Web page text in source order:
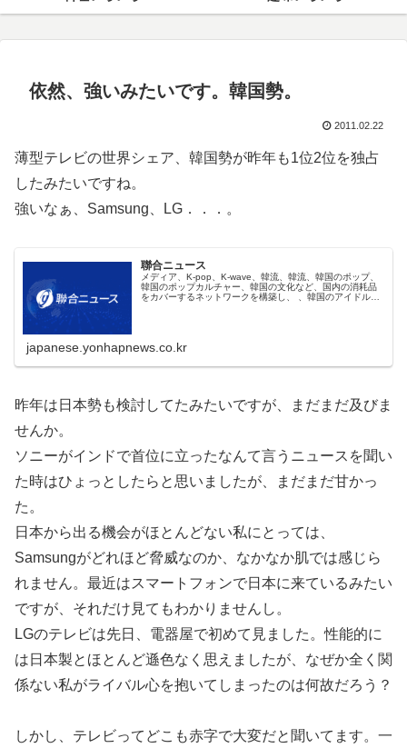
依然、強いみたいです。韓国勢。
2011.02.22
薄型テレビの世界シェア、韓国勢が昨年も1位2位を独占
したみたいですね。
強いなぁ、Samsung、LG．．．。
聯合ニュース
メディア、K-pop、K-wave、韓流、韓流、韓国のポップ、
韓国のポップカルチャー、韓国の文化など、国内の消耗品
をカバーするネットワークを構築し、 、韓国のアイドル、
japanese.yonhapnews.co.kr
昨年は日本勢も検討してたみたいですが、まだまだ及びま
せんか。
ソニーがインドで首位に立ったなんて言うニュースを聞い
た時はひょっとしたらと思いましたが、まだまだ甘かっ
た。
日本から出る機会がほとんどない私にとっては、
Samsungがどれほど脅威なのか、なかなか肌では感じら
れません。最近はスマートフォンで日本に来ているみたい
ですが、それだけ見てもわかりませんし。
LGのテレビは先日、電器屋で初めて見ました。性能的に
は日本製とほとんど遜色なく思えましたが、なぜか全く関
係ない私がライバル心を抱いてしまったのは何故だろう？
しかし、テレビってどこも赤字で大変だと聞いてます。一